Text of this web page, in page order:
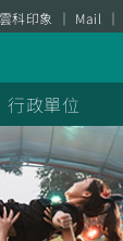
雲科印象 Mail
行政單位